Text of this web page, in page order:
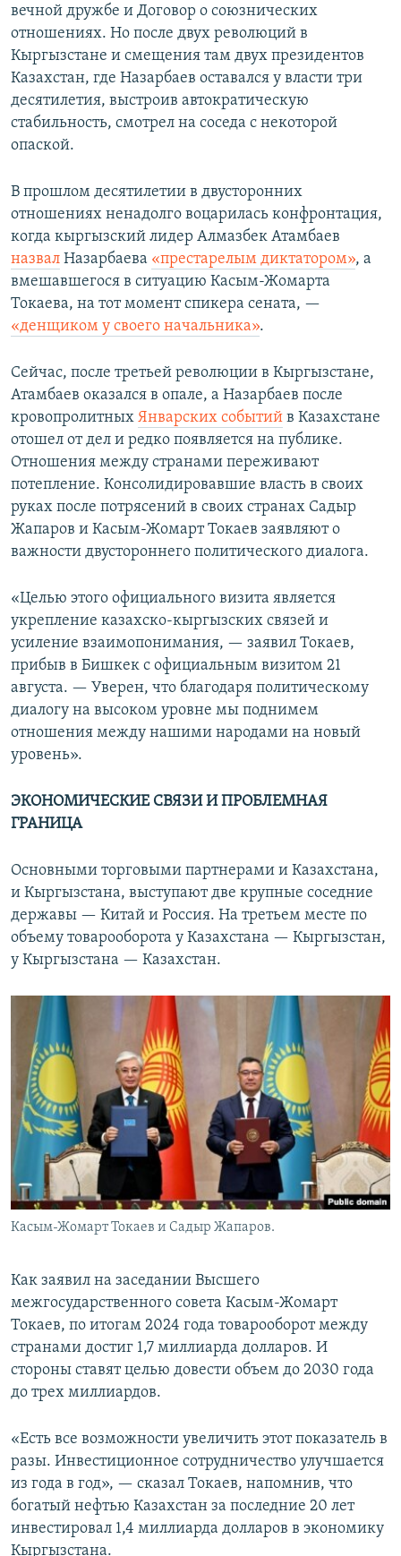
вечной дружбе и Договор о союзнических
отношениях. Но после двух революций в
Кыргызстане и смещения там двух президентов
Казахстан, где Назарбаев оставался у власти три
десятилетия, выстроив автократическую
стабильность, смотрел на соседа с некоторой
опаской.
В прошлом десятилетии в двусторонних
отношениях ненадолго воцарилась конфронтация,
когда кыргызский лидер Алмазбек Атамбаев
назвал Назарбаева «престарелым диктатором», а
вмешавшегося в ситуацию Касым-Жомарта
Токаева, на тот момент спикера сената, —
«денщиком у своего начальника».
Сейчас, после третьей революции в Кыргызстане,
Атамбаев оказался в опале, а Назарбаев после
кровопролитных Январских событий в Казахстане
отошел от дел и редко появляется на публике.
Отношения между странами переживают
потепление. Консолидировавшие власть в своих
руках после потрясений в своих странах Садыр
Жапаров и Касым-Жомарт Токаев заявляют о
важности двустороннего политического диалога.
«Целью этого официального визита является
укрепление казахско-кыргызских связей и
усиление взаимопонимания, — заявил Токаев,
прибыв в Бишкек с официальным визитом 21
августа. — Уверен, что благодаря политическому
диалогу на высоком уровне мы поднимем
отношения между нашими народами на новый
уровень».
ЭКОНОМИЧЕСКИЕ СВЯЗИ И ПРОБЛЕМНАЯ
ГРАНИЦА
Основными торговыми партнерами и Казахстана,
и Кыргызстана, выступают две крупные соседние
державы — Китай и Россия. На третьем месте по
объему товарооборота у Казахстана — Кыргызстан,
у Кыргызстана — Казахстан.
Касым-Жомарт Токаев и Садыр Жапаров.
Как заявил на заседании Высшего
межгосударственного совета Касым-Жомарт
Токаев, по итогам 2024 года товарооборот между
странами достиг 1,7 миллиарда долларов. И
стороны ставят целью довести объем до 2030 года
до трех миллиардов.
«Есть все возможности увеличить этот показатель в
разы. Инвестиционное сотрудничество улучшается
из года в год», — сказал Токаев, напомнив, что
богатый нефтью Казахстан за последние 20 лет
инвестировал 1,4 миллиарда долларов в экономику
Кыргызстана.